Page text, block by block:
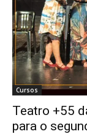
Cursos
Teatro +55
para o